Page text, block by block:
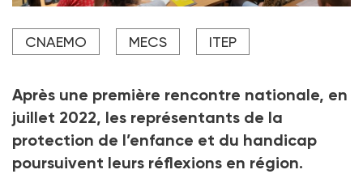
La journée co-organisée le 13 octobre par le Cnaemo,
l’AIRe, le Gepso, l’ANPF et l’Anmecs a réuni près de
Crédit photo J. Gagneux / AIRe
CNAEMO MECS ITEP
Après une première rencontre nationale, en
juillet 2022, les représentants de la
protection de l’enfance et du handicap
poursuivent leurs réflexions en région.